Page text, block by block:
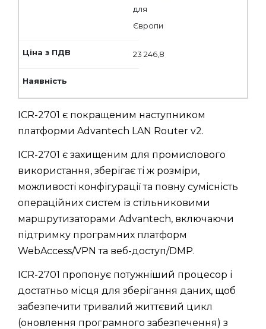
для
Європи
23 246,8
ICR-2701 є покращеним наступником
платформи Advantech LAN Router v2.
ICR-2701 є захищеним для промислового
використання, зберігає ті ж розміри,
можливості конфігурації та повну сумісність
операційних систем із стільниковими
маршрутизаторами Advantech, включаючи
підтримку програмних платформ
WebAccess/VPN та веб-доступ/DMP.
ICR-2701 пропонує потужніший процесор і
достатньо місця для зберігання даних, щоб
забезпечити тривалий життєвий цикл
(оновлення програмного забезпечення) з